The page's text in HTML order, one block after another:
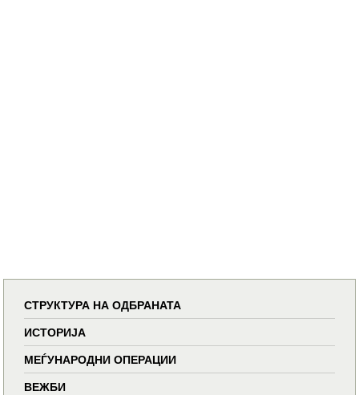
СТРУКТУРА НА ОДБРАНАТА
ИСТОРИЈА
МЕЃУНАРОДНИ ОПЕРАЦИИ
ВЕЖБИ